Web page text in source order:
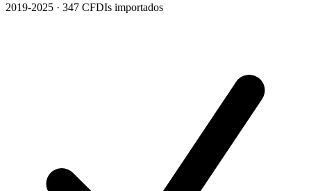
2019-2025 · 347 CFDIs importados